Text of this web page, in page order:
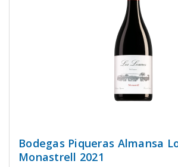
Bodegas Piqueras Almansa
Monastrell 2021